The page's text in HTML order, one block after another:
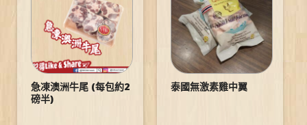
急凍澳洲牛尾 (每包約2
磅半)
泰國無激素雞中翼